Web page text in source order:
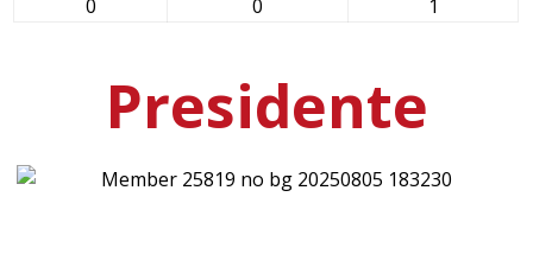
0
0 1
Presidente